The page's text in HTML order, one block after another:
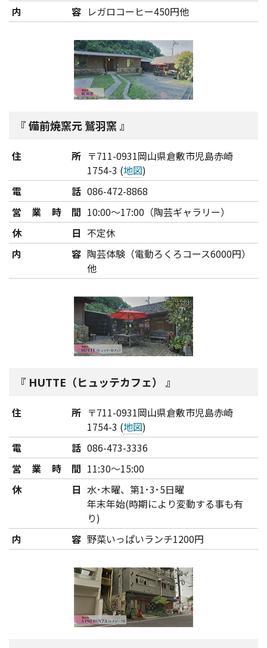
内容 レガロコーヒー450円他
備前焼窯元 鷲羽窯
住所 〒711-0931岡山県倉敷市児島赤崎
1754-3 (地図)
電話 086-472-8868
営業時間 10:00～17:00（陶芸ギャラリー）
休日 不定休
内容 陶芸体験（電動ろくろコース6000円）
他
HUTTE（ヒュッテカフェ）
住所 〒711-0931岡山県倉敷市児島赤崎
1754-3 (地図)
電話 086-473-3336
営業時間 11:30～15:00
休日 水･木曜、第1･3･5日曜
年末年始(時期により変動する事も有
り)
内容 野菜いっぱいランチ1200円